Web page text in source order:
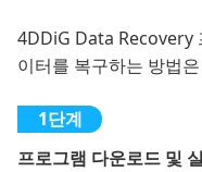
4DDiG Data Recovery
이터를 복구하는 방법
프로그램 다운로드 및